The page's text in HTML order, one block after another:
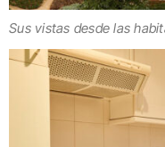
Sus vistas desde las